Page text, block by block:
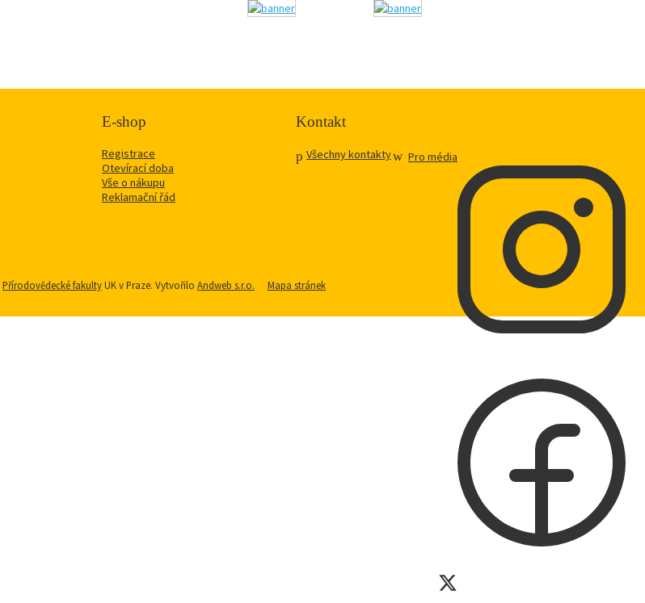
E-shop
Registrace
Otevírací doba
Vše o nákupu
Reklamační řád
Kontakt
Všechny kontakty Pro média
Přírodovědecké fakultyUK v Praze. Vytvořilo Andweb s.r.o. Mapa stránek